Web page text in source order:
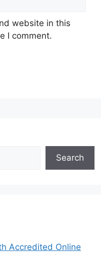
website in this
I comment.
Search
Accredited Online